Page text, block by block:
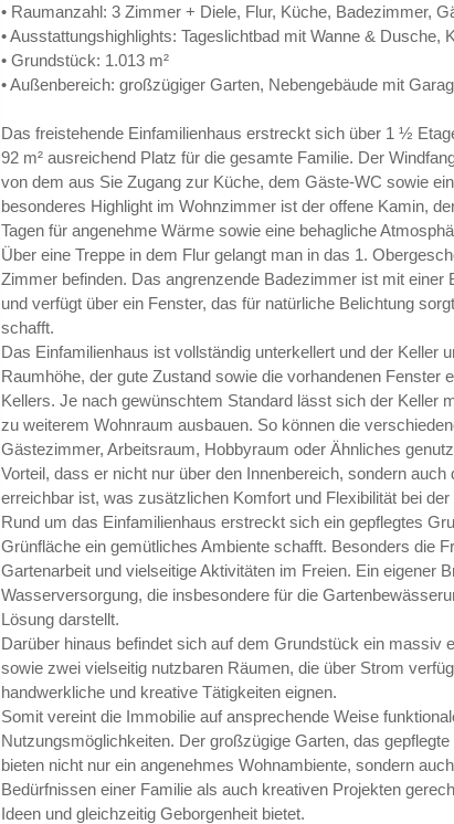
• Raumanzahl: 3 Zimmer + Diele, Flur, Küche, Badezimmer,
• Ausstattungshighlights: Tageslichtbad mit Wanne & Dusche,
• Grundstück: 1.013 m²
• Außenbereich: großzügiger Garten, Nebengebäude mit
Das freistehende Einfamilienhaus erstreckt sich über 1 ½
92 m² ausreichend Platz für die gesamte Familie. Der
von dem aus Sie Zugang zur Küche, dem Gäste-WC sowie
besonderes Highlight im Wohnzimmer ist der offene Kamin,
Tagen für angenehme Wärme sowie eine behagliche
Über eine Treppe in dem Flur gelangt man in das 1.
Zimmer befinden. Das angrenzende Badezimmer ist mit einer
und verfügt über ein Fenster, das für natürliche Belichtung
schafft.
Das Einfamilienhaus ist vollständig unterkellert und der Keller
Raumhöhe, der gute Zustand sowie die vorhandenen Fenster
Kellers. Je nach gewünschtem Standard lässt sich der Keller
zu weiterem Wohnraum ausbauen. So können die
Gästezimmer, Arbeitsraum, Hobbyraum oder Ähnliches
Vorteil, dass er nicht nur über den Innenbereich, sondern
erreichbar ist, was zusätzlichen Komfort und Flexibilität bei
Rund um das Einfamilienhaus erstreckt sich ein gepflegtes
Grünfläche ein gemütliches Ambiente schafft. Besonders die
Gartenarbeit und vielseitige Aktivitäten im Freien. Ein eigener
Wasserversorgung, die insbesondere für die
Lösung darstellt.
Darüber hinaus befindet sich auf dem Grundstück ein massiv
sowie zwei vielseitig nutzbaren Räumen, die über Strom
handwerkliche und kreative Tätigkeiten eignen.
Somit vereint die Immobilie auf ansprechende Weise
Nutzungsmöglichkeiten. Der großzügige Garten, das
bieten nicht nur ein angenehmes Wohnambiente, sondern
Bedürfnissen einer Familie als auch kreativen Projekten
Ideen und gleichzeitig Geborgenheit bietet.